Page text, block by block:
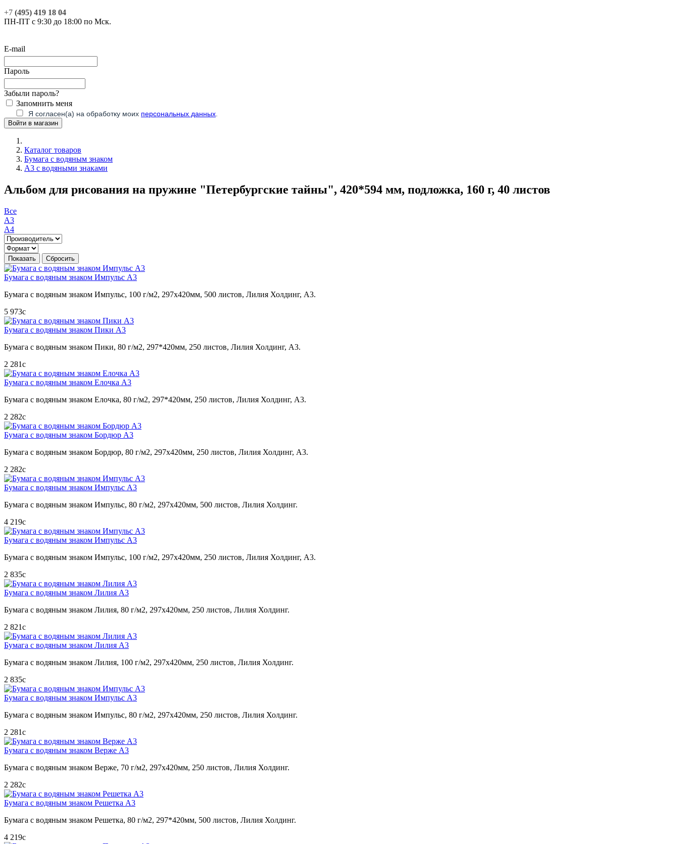
+7 (495) 419 18 04
ПН-ПТ с 9:30 до 18:00 по Мск.
E-mail
Пароль
Забыли пароль?
Запомнить меня
Я согласен(а) на обработку моих персональных данных
Каталог товаров
Бумага с водяным знаком
А3 с водяными знаками
Альбом для рисования на пружине "Петербургские тайны", 420*594 мм, подложка, 160 г, 40 листов
Все
А3
А4
Бумага с водяным знаком Импульс А3
Бумага с водяным знаком Импульс, 100 г/м2, 297х420мм, 500 листов, Лилия Холдинг, А3.
5 973c
Бумага с водяным знаком Пики А3
Бумага с водяным знаком Пики, 80 г/м2, 297*420мм, 250 листов, Лилия Холдинг, А3.
2 281c
Бумага с водяным знаком Елочка А3
Бумага с водяным знаком Елочка, 80 г/м2, 297*420мм, 250 листов, Лилия Холдинг, А3.
2 282c
Бумага с водяным знаком Бордюр А3
Бумага с водяным знаком Бордюр, 80 г/м2, 297х420мм, 250 листов, Лилия Холдинг, А3.
2 282c
Бумага с водяным знаком Импульс А3
Бумага с водяным знаком Импульс, 80 г/м2, 297х420мм, 500 листов, Лилия Холдинг.
4 219c
Бумага с водяным знаком Импульс А3
Бумага с водяным знаком Импульс, 100 г/м2, 297х420мм, 250 листов, Лилия Холдинг, А3.
2 835c
Бумага с водяным знаком Лилия А3
Бумага с водяным знаком Лилия, 80 г/м2, 297х420мм, 250 листов, Лилия Холдинг.
2 821c
Бумага с водяным знаком Лилия А3
Бумага с водяным знаком Лилия, 100 г/м2, 297х420мм, 250 листов, Лилия Холдинг.
2 835c
Бумага с водяным знаком Импульс А3
Бумага с водяным знаком Импульс, 80 г/м2, 297х420мм, 250 листов, Лилия Холдинг.
2 281c
Бумага с водяным знаком Верже А3
Бумага с водяным знаком Верже, 70 г/м2, 297х420мм, 250 листов, Лилия Холдинг.
2 282c
Бумага с водяным знаком Решетка А3
Бумага с водяным знаком Решетка, 80 г/м2, 297*420мм, 500 листов, Лилия Холдинг.
4 219c